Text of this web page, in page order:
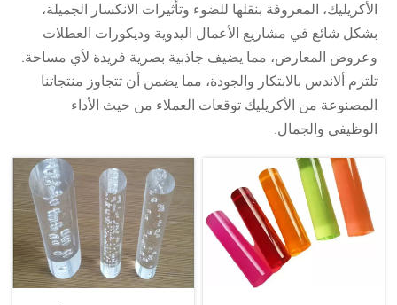
الأكريليك، المعروفة بنقلها للضوء وتأثيرات الانكسار الجميلة،
بشكل شائع في مشاريع الأعمال اليدوية وديكورات العطلات
وعروض المعارض، مما يضيف جاذبية بصرية فريدة لأي مساحة.
تلتزم ألاندس بالابتكار والجودة، مما يضمن أن تتجاوز منتجاتنا
المصنوعة من الأكريليك توقعات العملاء من حيث الأداء
الوظيفي والجمال.